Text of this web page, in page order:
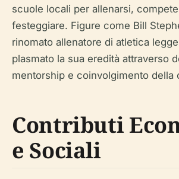
scuole locali per allenarsi,
festeggiare. Figure come Bill
rinomato allenatore di atletica
plasmato la sua eredità attraverso
mentorship e coinvolgimento della
Contributi
e Sociali